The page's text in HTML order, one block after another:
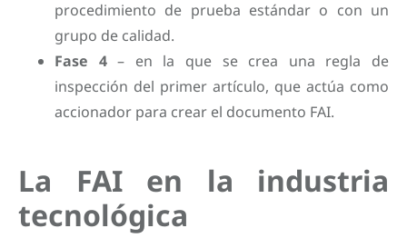
procedimiento de prueba estándar o con un
grupo de calidad.
Fase 4– en la que se crea una regla de
inspección del primer artículo, que actúa como
accionador para crear el documento FAI.
La FAI en la industria
tecnológica